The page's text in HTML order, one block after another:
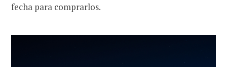
fecha para comprarlos.